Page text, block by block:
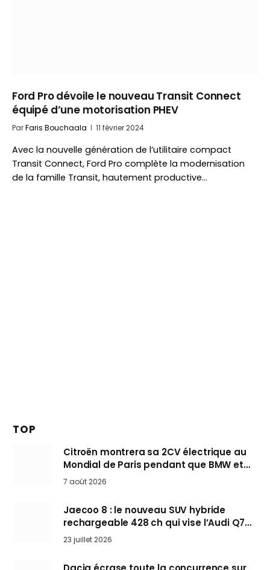
Ford Pro dévoile le nouveau Transit Connect
équipé d’une motorisation PHEV
ParFaris Bouchaala 11 février 2024
Avec la nouvelle génération de l’utilitaire compact
Transit Connect, Ford Pro complète la modernisation
de la famille Transit, hautement productive…
TOP
Citroën montrera sa 2CV électrique au
Mondial de Paris pendant que BMW et
Mini désertent le salon
7 août 2026
Jaecoo 8 : le nouveau SUV hybride
rechargeable 428 ch qui vise l’Audi Q7
arrive en Europe cet automne
23 juillet 2026